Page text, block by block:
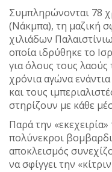
Συμπληρώνονται 78
(Νάκμπα), τη μαζική
χιλιάδων
οποία ιδρύθηκε το
για όλους τους λαούς
χρόνια αγώνα
και τους
στηρίζουν με κάθε
Παρά την
πολύνεκροι
αποκλεισμός
να σφίγγει την